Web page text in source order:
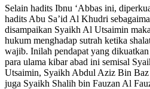
Selain hadits Ibnu ‘Abbas ini,
hadits Abu Sa’id Al Khudri
disampaikan Syaikh Al Utsaimin
hukum menghadap sutrah ketika
wajib. Inilah pendapat yang
para ulama kibar abad ini semisal
Utsaimin, Syaikh Abdul Aziz Bin Baz